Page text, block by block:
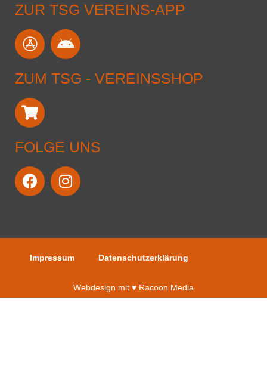
ZUR TSG VEREINS-APP
ZUM TSG - VEREINSSHOP
FOLGE UNS
Impressum Datenschutzerklärung
Webdesign mit ♥︎ Racoon Media